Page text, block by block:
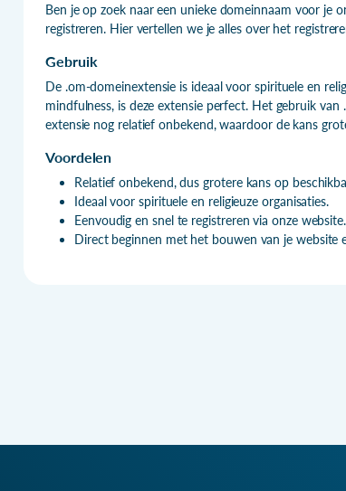
Ben je op zoek naar een unieke domeinnaam voor je
registreren. Hier vertellen we je alles over het
Gebruik
De .om-domeinextensie is ideaal voor spirituele en
mindfulness, is deze extensie perfect. Het gebruik
extensie nog relatief onbekend, waardoor de kans
Voordelen
Relatief onbekend, dus grotere kans op
Ideaal voor spirituele en religieuze organisaties.
Eenvoudig en snel te registreren via onze website.
Direct beginnen met het bouwen van je website